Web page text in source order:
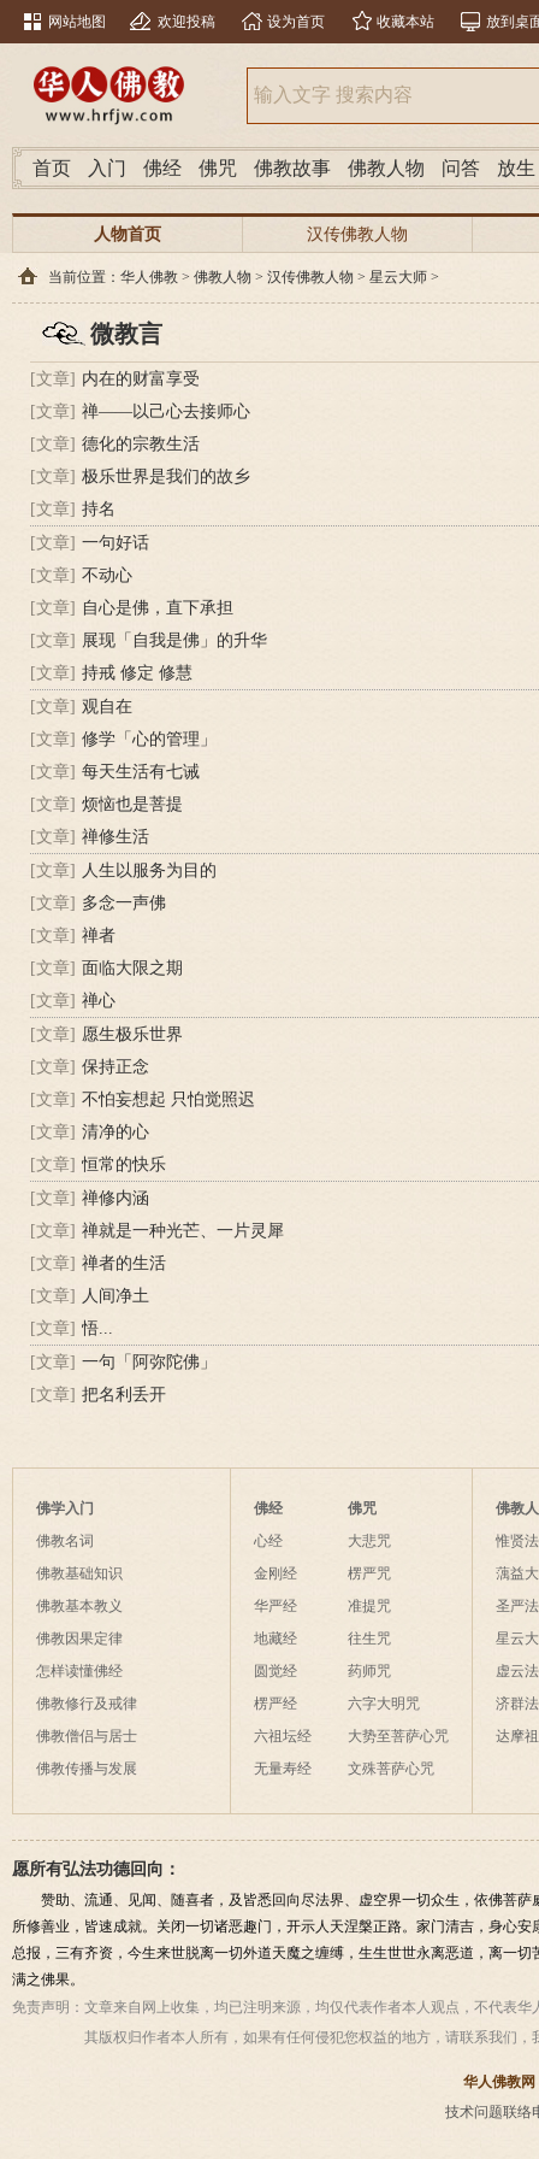
网站地图 欢迎投稿 设为首页 收藏本站 放到桌
首页 入门 佛经 佛咒 佛教故事 佛教人物 问答 放生
人物首页 汉传佛教人物
当前位置： 华人佛教 > 佛教人物 > 汉传佛教人物 > 星云大师 >
微教言
[文章] 内在的财富享受
[文章] 禅——以己心去接师心
[文章] 德化的宗教生活
[文章] 极乐世界是我们的故乡
[文章] 持名
[文章] 一句好话
[文章] 不动心
[文章] 自心是佛，直下承担
[文章] 展现「自我是佛」的升华
[文章] 持戒 修定 修慧
[文章] 观自在
[文章] 修学「心的管理」
[文章] 每天生活有七诫
[文章] 烦恼也是菩提
[文章] 禅修生活
[文章] 人生以服务为目的
[文章] 多念一声佛
[文章] 禅者
[文章] 面临大限之期
[文章] 禅心
[文章] 愿生极乐世界
[文章] 保持正念
[文章] 不怕妄想起 只怕觉照迟
[文章] 清净的心
[文章] 恒常的快乐
[文章] 禅修内涵
[文章] 禅就是一种光芒、一片灵犀
[文章] 禅者的生活
[文章] 人间净土
[文章] 悟...
[文章] 一句「阿弥陀佛」
[文章] 把名利丢开
佛学入门
佛教名词
佛教基础知识
佛教基本教义
佛教因果定律
怎样读懂佛经
佛教修行及戒律
佛教僧侣与居士
佛教传播与发展
佛经
心经
金刚经
华严经
地藏经
圆觉经
楞严经
六祖坛经
无量寿经
佛咒
大悲咒
楞严咒
准提咒
往生咒
药师咒
六字大明咒
大势至菩萨心咒
文殊菩萨心咒
佛教
惟贤
蕅益
圣严
星云
虚云
济群
达摩
愿所有弘法功德回向：
赞助、流通、见闻、随喜者，及皆悉回向尽法界、虚空界一切众生，依佛菩
所修善业，皆速成就。关闭一切诸恶趣门，开示人天涅槃正路。家门清吉，身心
总报，三有齐资，今生来世脱离一切外道天魔之缠缚，生生世世永离恶道，离一
满之佛果。
免责声明： 文章来自网上收集，均已注明来源，均仅代表作者本人观点，不代表
其版权归作者本人所有，如果有任何侵犯您权益的地方，请联系我们，
华人佛教网
技术问题联络